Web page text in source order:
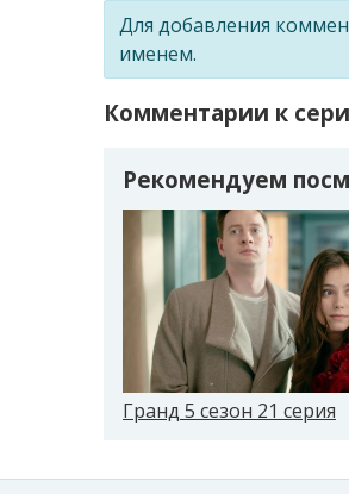
Для добавления
именем.
Комментарии к
Рекомендуем
Гранд 5 сезон 21 серия